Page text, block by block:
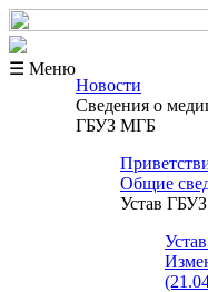
☰ Меню
Новости
Сведения о
ГБУЗ МГБ
Общие
Устав